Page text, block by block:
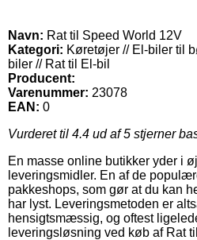
Navn: Rat til Speed World 12V
Kategori: Køretøjer // El-biler til
biler // Rat til El-bil
Producent:
Varenummer: 23078
EAN: 0
Vurderet til 4.4 ud af 5 stjerner
En masse online butikker yder i
leveringsmidler. En af de
pakkeshops, som gør at du kan
har lyst. Leveringsmetoden er
hensigtsmæssig, og oftest
leveringsløsning ved køb af Rat